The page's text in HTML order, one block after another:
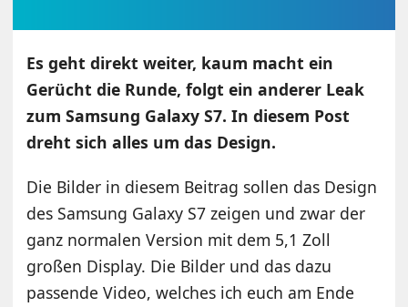
Es geht direkt weiter, kaum macht ein
Gerücht die Runde, folgt ein anderer Leak
zum Samsung Galaxy S7. In diesem Post
dreht sich alles um das Design.
Die Bilder in diesem Beitrag sollen das Design
des Samsung Galaxy S7 zeigen und zwar der
ganz normalen Version mit dem 5,1 Zoll
großen Display. Die Bilder und das dazu
passende Video, welches ich euch am Ende